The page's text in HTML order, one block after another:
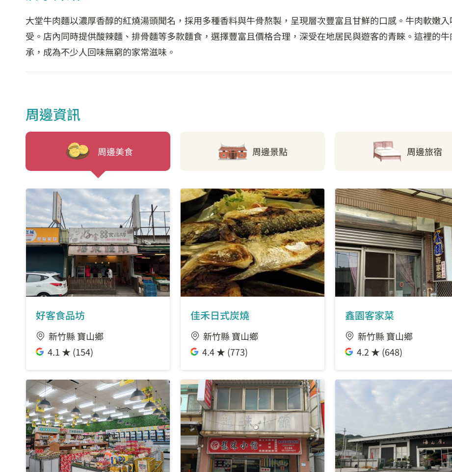
大堂牛肉麵以濃厚香醇的紅燒湯頭聞名，採用多種香料與牛骨熬製，呈現層次豐富且甘鮮的口感。牛肉軟嫩
受。店內同時提供酸辣麵、排骨麵等多款麵食，選擇豐富且價格合理，深受在地居民與遊客的青睞。這裡的
承，成為不少人回味無窮的家常滋味。
周邊資訊
周邊美食 周邊景點 周邊旅宿
好客食品坊
新竹縣 寶山鄉
4.1 ★ (154)
佳禾日式炭燒
新竹縣 寶山鄉
4.4 ★ (773)
鑫園客家菜
新竹縣 寶山鄉
4.2 ★ (648)